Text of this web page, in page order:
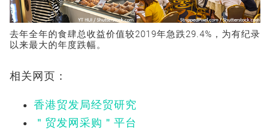
去年全年的食肆总收益价值较2019年急跌29.4%，为有纪录
以来最大的年度跌幅。
相关网页：
香港贸发局经贸研究
＂贸发网采购＂平台